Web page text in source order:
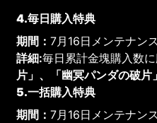
4.毎日購入特典
期間：7月16日メンテナン
詳細:毎日累計金塊購入数に
片」、「幽冥パンダの破片
5.一括購入特典
期間：7月16日メンテナン